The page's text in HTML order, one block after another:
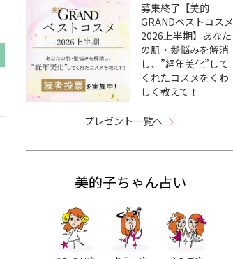
募集終了【美的
GRANDベストコスメ
2026上半期】あなた
の肌・髪悩みを解消
し、”経年美化”して
くれたコスメをくわ
しく教えて！
プレゼント一覧へ
美的子ちゃん占い